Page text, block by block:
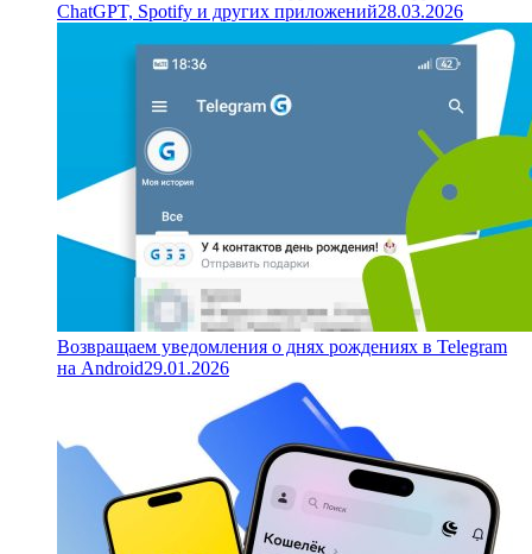
ChatGPT, Spotify и других приложений28.03.2026
Возвращаем уведомления о днях рождениях в Telegram
на Android29.01.2026